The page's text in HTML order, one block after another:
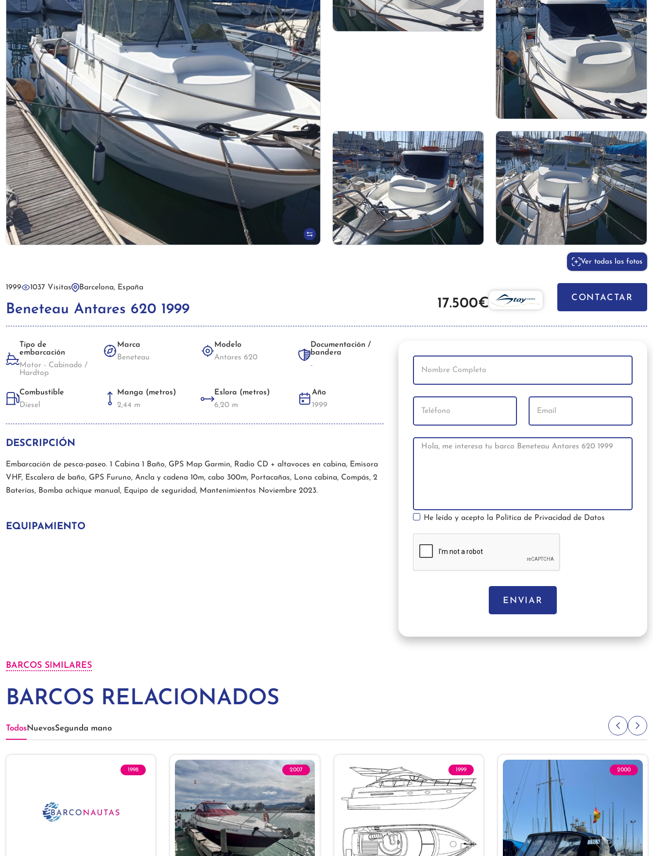
Ver todas las fotos
1999 1037 Visitas Barcelona, España
Beneteau Antares 620 1999 17.500€ CONTACTAR
Tipo de
embarcación
Motor - Cabinado /
Hardtop
Marca
Beneteau
Modelo
Antares 620
Documentación /
bandera
-
Combustible
Diesel
Manga (metros)
2,44 m
Eslora (metros)
6,20 m
Año
1999
DESCRIPCIÓN
Embarcación de pesca-paseo. 1 Cabina 1 Baño, GPS Map Garmin, Radio CD + altavoces en cabina, Emisora
VHF, Escalera de baño, GPS Furuno, Ancla y cadena 10m, cabo 300m, Portacañas, Lona cabina, Compás, 2
Baterías, Bomba achique manual, Equipo de seguridad, Mantenimientos Noviembre 2023.
EQUIPAMIENTO
He leído y acepto la Política de Privacidad de Datos
ENVIAR
BARCOS SIMILARES
BARCOS RELACIONADOS
TodosNuevosSegunda mano
1998 2007 1999 2000